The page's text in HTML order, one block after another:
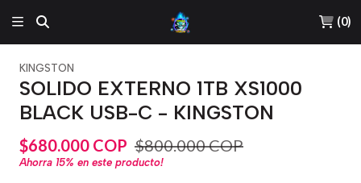
(0)
KINGSTON
SOLIDO EXTERNO 1TB XS1000
BLACK USB-C - KINGSTON
$680.000 COP $800.000 COP
Ahorra 15% en este producto!